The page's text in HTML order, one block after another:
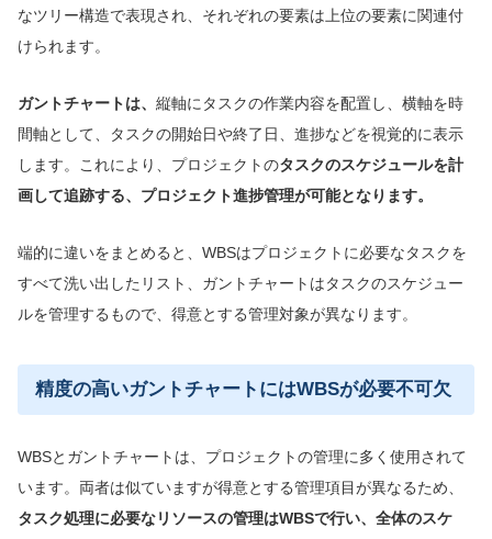
なツリー構造で表現され、それぞれの要素は上位の要素に関連付
けられます。
ガントチャートは、 縦軸にタスクの作業内容を配置し、横軸を時
間軸として、タスクの開始日や終了日、進捗などを視覚的に表示
します。これにより、プロジェクトのタスクのスケジュールを計
画して追跡する、プロジェクト進捗管理が可能となります。
端的に違いをまとめると、WBSはプロジェクトに必要なタスクを
すべて洗い出したリスト、ガントチャートはタスクのスケジュー
ルを管理するもので、得意とする管理対象が異なります。
精度の高いガントチャートにはWBSが必要不可欠
WBSとガントチャートは、プロジェクトの管理に多く使用されて
います。両者は似ていますが得意とする管理項目が異なるため、
タスク処理に必要なリソースの管理はWBSで行い、全体のスケ